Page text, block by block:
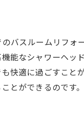
バスルームリフォ
能なシャワーヘッ
快適に過ごすこと
とができるのです。